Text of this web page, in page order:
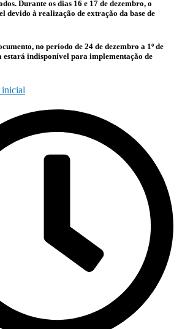
Durante os dias 16 e 17 de dezembro, o
devido à realização de extração da base de
no período de 24 de dezembro a 1º de
estará indisponível para implementação de